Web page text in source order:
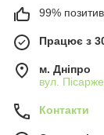
99%
Працює з
м. Дніпро
вул.
Контакти